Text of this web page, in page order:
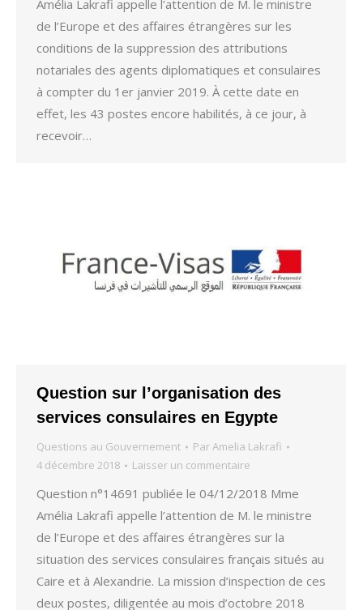
Amélia Lakrafi appelle l’attention de M. le ministre
de l’Europe et des affaires étrangères sur les
conditions de la suppression des attributions
notariales des agents diplomatiques et consulaires
à compter du 1er janvier 2019. À cette date en
effet, les 43 postes encore habilités, à ce jour, à
recevoir…
Question sur l’organisation des
services consulaires en Egypte
Questions au Gouvernement ParAmelia Lakrafi
4 décembre 2018
Laisser un commentaire
Question n°14691 publiée le 04/12/2018 Mme
Amélia Lakrafi appelle l’attention de M. le ministre
de l’Europe et des affaires étrangères sur la
situation des services consulaires français situés au
Caire et à Alexandrie. La mission d’inspection de ces
deux postes, diligentée au mois d’octobre 2018